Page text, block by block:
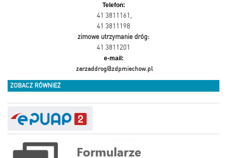
Telefon:
41 3811161 ,
41 3811198
zimowe utrzymanie dróg:
41 3811201
e-mail:
zarzaddrog@zdpmiechow.pl
ZOBACZ RÓWNIEŻ